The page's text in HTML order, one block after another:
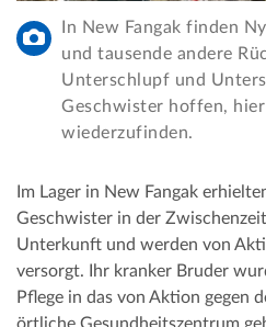
In New Fangak finden
und tausende andere
Unterschlupf und
Geschwister hoffen,
wiederzufinden.
Im Lager in New Fangak
Geschwister in der
Unterkunft und werden von
versorgt. Ihr kranker Bruder
Pflege in das von Aktion gegen